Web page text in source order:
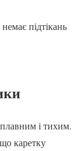
підтікань
і тихим.
каретку